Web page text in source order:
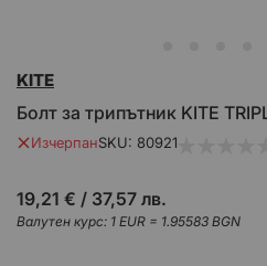
към
на
галерия
Болт за трипътник KITE
KITE
ИзчерпанSKU 80921
19,21 € / 37,57 лв.
Валутен курс: 1 EUR = 1.95583 BGN